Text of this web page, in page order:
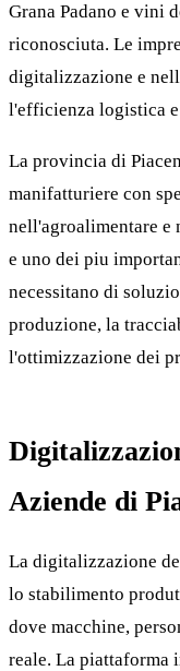
Grana Padano e vini
riconosciuta. Le
digitalizzazione e
l'efficienza logistica
La provincia di
manifatturiere con
nell'agroalimentare e
e uno dei piu
necessitano di
produzione, la
l'ottimizzazione dei
Aziende di
La digitalizzazione
lo stabilimento
dove macchine,
reale. La piattaforma